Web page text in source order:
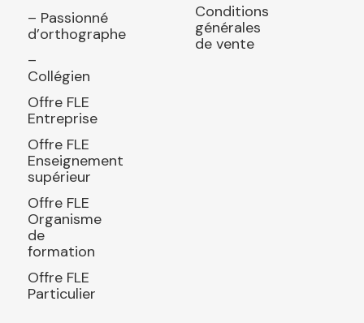
– Passionné
d’orthographe
–
Collégien
Offre FLE
Entreprise
Offre FLE
Enseignement
supérieur
Offre FLE
Organisme
de
formation
Offre FLE
Particulier
Conditions
générales
de vente